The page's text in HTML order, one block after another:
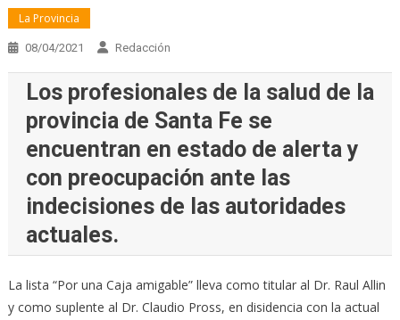
La Provincia
08/04/2021 Redacción
Los profesionales de la salud de la
provincia de Santa Fe se
encuentran en estado de alerta y
con preocupación ante las
indecisiones de las autoridades
actuales.
La lista “Por una Caja amigable” lleva como titular al Dr. Raul Allin
y como suplente al Dr. Claudio Pross, en disidencia con la actual